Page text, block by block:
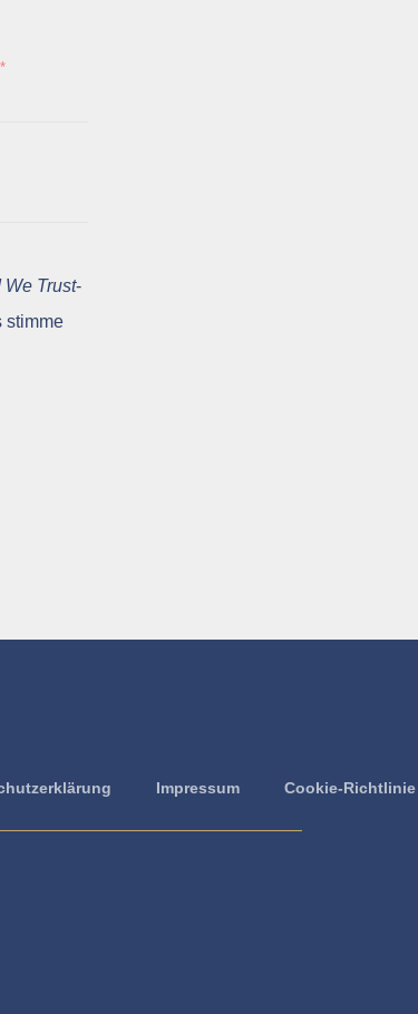
We Trust-
stimme
Impressum Cookie-Richtlinie